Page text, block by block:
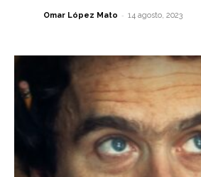
Omar López Mato - 14 agosto, 2023